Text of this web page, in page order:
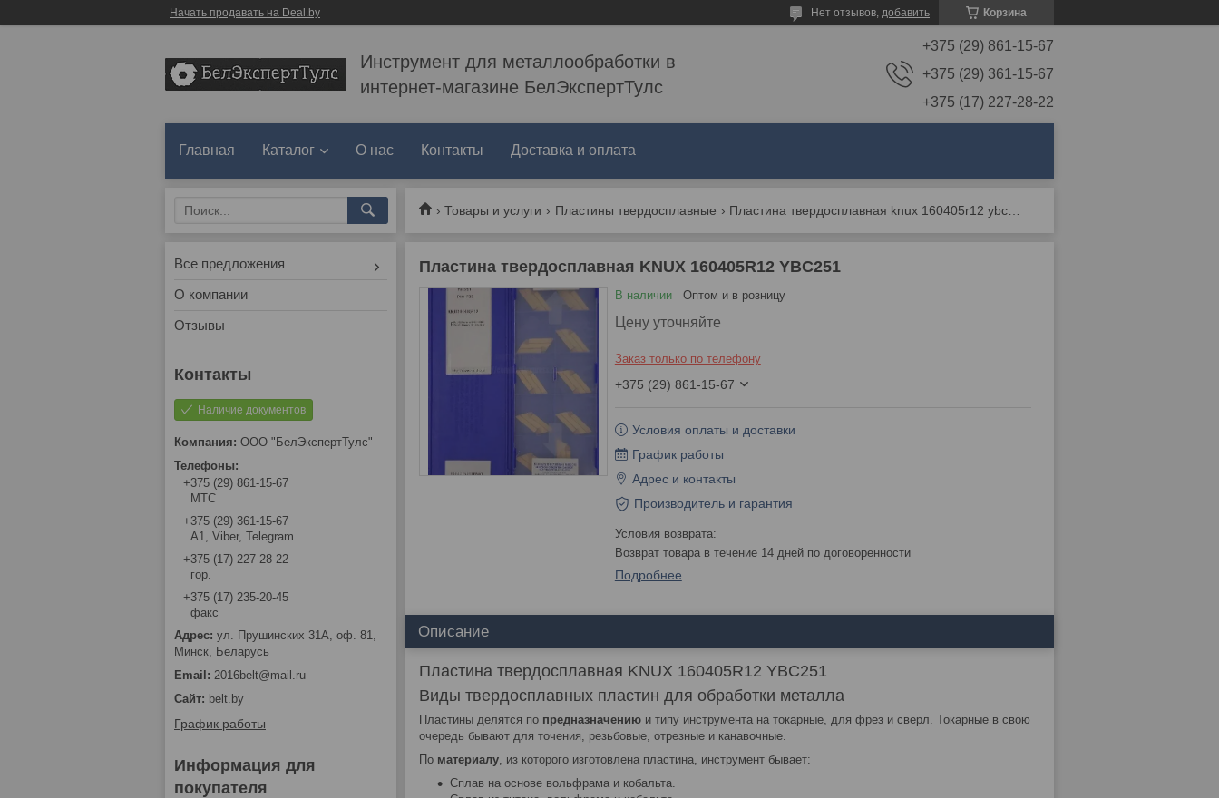
Начать продавать на Deal.by Корзина
Нет отзывов, добавить
Инструмент для металлообработки в
интернет-магазине БелЭкспертТулс
+375 (29) 861-15-67
+375 (29) 361-15-67
+375 (17) 227-28-22
Главная Каталог О нас Контакты Доставка и оплата
Товары и услуги Пластины твердосплавные
Пластина твердосплавная KNUX 160405R12 YBC251
В наличии Оптом и в розницу
Цену уточняйте
Заказ только по телефону
+375 (29) 861-15-67
Условия оплаты и доставки
График работы
Адрес и контакты
Производитель и гарантия
возврат товара в течение 14 дней по договоренности
Подробнее
Описание
Пластина твердосплавная KNUX 160405R12 YBC251
Виды твердосплавных пластин для обработки металла
Пластины делятся по предназначению и типу инструмента на токарные, для фрез и сверл. Токарные в свою
очередь бывают для точения, резьбовые, отрезные и канавочные.
По материалу, из которого изготовлена пластина, инструмент бывает:
Сплав на основе вольфрама и кобальта.
Все предложения
О компании
Отзывы
Наличие документов
ООО "БелЭкспертТулс"
+375 (29) 861-15-67
МТС
+375 (29) 361-15-67
А1, Viber, Telegram
+375 (17) 227-28-22
гор.
+375 (17) 235-20-45
факс
ул. Прушинских 31А, оф. 81,
Минск, Беларусь
2016belt@mail.ru
belt.by
График работы
Информация для
покупателя